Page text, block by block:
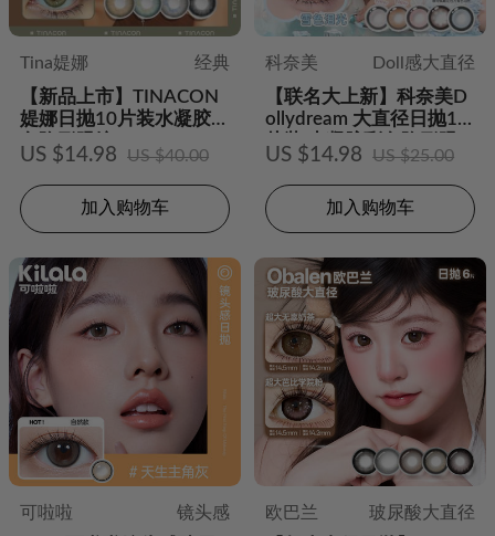
Tina媞娜
经典
【新品上市】TINACON
媞娜日抛10片装水凝胶彩
色隐形眼镜
US $14.98 US $40.00
加入购物车
科奈美
Doll感大直径
【联名大上新】科奈美D
ollydream 大直径日抛10
片装 水凝胶彩色隐形眼
镜
US $14.98 US $25.00
加入购物车
可啦啦
镜头感
欧巴兰
玻尿酸大直径